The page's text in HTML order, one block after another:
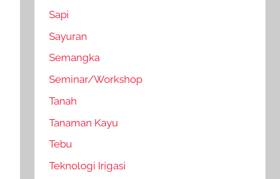
Sapi
Sayuran
Semangka
Seminar/Workshop
Tanah
Tanaman Kayu
Tebu
Teknologi Irigasi